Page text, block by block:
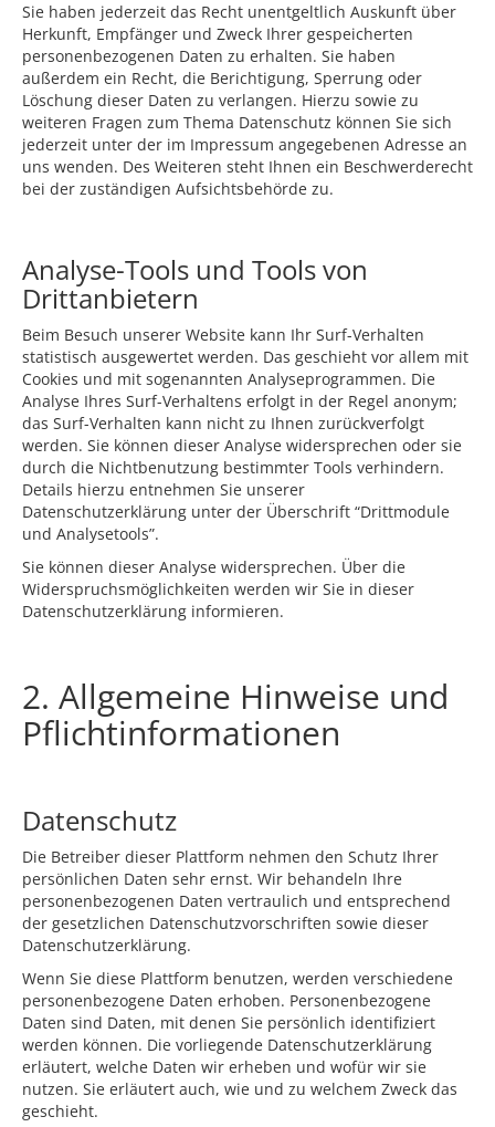
Sie haben jederzeit das Recht unentgeltlich Auskunft über
Herkunft, Empfänger und Zweck Ihrer gespeicherten
personenbezogenen Daten zu erhalten. Sie haben
außerdem ein Recht, die Berichtigung, Sperrung oder
Löschung dieser Daten zu verlangen. Hierzu sowie zu
weiteren Fragen zum Thema Datenschutz können Sie sich
jederzeit unter der im Impressum angegebenen Adresse an
uns wenden. Des Weiteren steht Ihnen ein Beschwerderecht
bei der zuständigen Aufsichtsbehörde zu.
Analyse-Tools und Tools von
Drittanbietern
Beim Besuch unserer Website kann Ihr Surf-Verhalten
statistisch ausgewertet werden. Das geschieht vor allem mit
Cookies und mit sogenannten Analyseprogrammen. Die
Analyse Ihres Surf-Verhaltens erfolgt in der Regel anonym;
das Surf-Verhalten kann nicht zu Ihnen zurückverfolgt
werden. Sie können dieser Analyse widersprechen oder sie
durch die Nichtbenutzung bestimmter Tools verhindern.
Details hierzu entnehmen Sie unserer
Datenschutzerklärung unter der Überschrift “Drittmodule
und Analysetools”.
Sie können dieser Analyse widersprechen. Über die
Widerspruchsmöglichkeiten werden wir Sie in dieser
Datenschutzerklärung informieren.
2. Allgemeine Hinweise und
Pflichtinformationen
Datenschutz
Die Betreiber dieser Plattform nehmen den Schutz Ihrer
persönlichen Daten sehr ernst. Wir behandeln Ihre
personenbezogenen Daten vertraulich und entsprechend
der gesetzlichen Datenschutzvorschriften sowie dieser
Datenschutzerklärung.
Wenn Sie diese Plattform benutzen, werden verschiedene
personenbezogene Daten erhoben. Personenbezogene
Daten sind Daten, mit denen Sie persönlich identifiziert
werden können. Die vorliegende Datenschutzerklärung
erläutert, welche Daten wir erheben und wofür wir sie
nutzen. Sie erläutert auch, wie und zu welchem Zweck das
geschieht.